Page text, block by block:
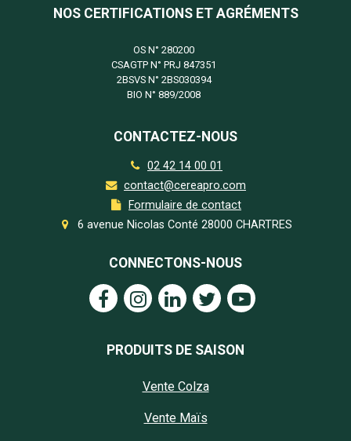
NOS CERTIFICATIONS ET AGRÉMENTS
OS N° 280200
CSAGTP N° PRJ 847351
2BSVS N° 2BS030394
BIO N° 889/2008
CONTACTEZ-NOUS
02 42 14 00 01
contact@cereapro.com
Formulaire de contact
6 avenue Nicolas Conté 28000 CHARTRES
CONNECTONS-NOUS
PRODUITS DE SAISON
Vente Colza
Vente Maïs